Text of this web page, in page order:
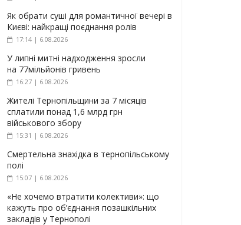
Як обрати суші для романтичної вечері в
Києві: найкращі поєднання ролів
17:14 | 6.08.2026
У липні митні надходження зросли
на 77мільйонів гривень
16:27 | 6.08.2026
Жителі Тернопільщини за 7 місяців
сплатили понад 1,6 млрд грн
військового збору
15:31 | 6.08.2026
Смертельна знахідка в тернопільському
полі
15:07 | 6.08.2026
«Не хочемо втратити колективи»: що
кажуть про об’єднання позашкільних
закладів у Тернополі